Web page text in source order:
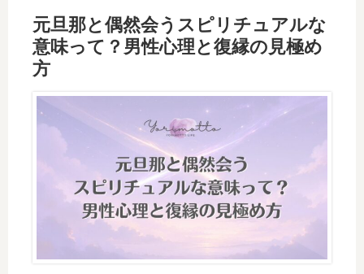
元旦那と偶然会うスピリチュアルな
意味って？男性心理と復縁の見極め
方